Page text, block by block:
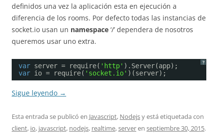
definidos una vez la aplicación esta en ejecución a
diferencia de los rooms. Por defecto todas las instancias de
socket.io usan un namespace ‘/’ dependera de nosotros
queremos usar uno extra.
?
var server = require( 'http' ).Server(app);
var io = require( 'socket.io' )(server);
Sigue leyendo →
Esta entrada se publicó en Javascript, Nodejsy está etiquetada con
client, io, javascript, nodejs, realtime,serveren septiembre 30, 2015.